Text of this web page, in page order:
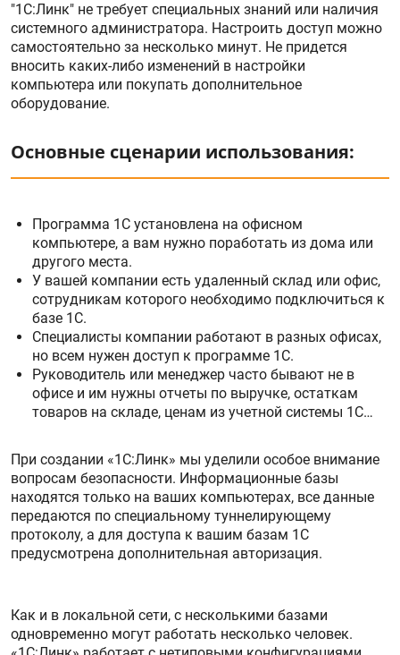
"1С:Линк" не требует специальных знаний или наличия
системного администратора. Настроить доступ можно
самостоятельно за несколько минут. Не придется
вносить каких-либо изменений в настройки
компьютера или покупать дополнительное
оборудование.
Основные сценарии использования:
Программа 1С установлена на офисном
компьютере, а вам нужно поработать из дома или
другого места.
У вашей компании есть удаленный склад или офис,
сотрудникам которого необходимо подключиться к
базе 1С.
Специалисты компании работают в разных офисах,
но всем нужен доступ к программе 1С.
Руководитель или менеджер часто бывают не в
офисе и им нужны отчеты по выручке, остаткам
товаров на складе, ценам из учетной системы 1С…
При создании «1С:Линк» мы уделили особое внимание
вопросам безопасности. Информационные базы
находятся только на ваших компьютерах, все данные
передаются по специальному туннелирующему
протоколу, а для доступа к вашим базам 1С
предусмотрена дополнительная авторизация.
Как и в локальной сети, с несколькими базами
одновременно могут работать несколько человек.